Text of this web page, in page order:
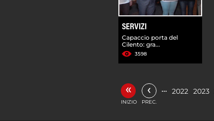
SERVIZI
Capaccio porta del
Cilento: gra...
3598
«
INIZIO
‹
PREC.
… 2022 2023